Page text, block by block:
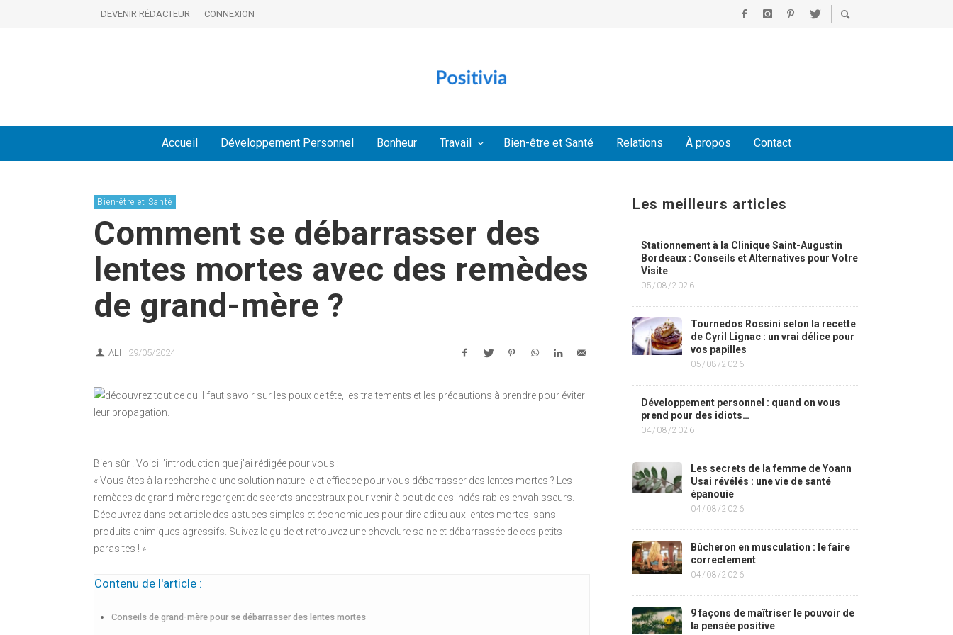
DEVENIR RÉDACTEUR CONNEXION
Accueil Développement Personnel Bonheur Travail Bien-être et Santé Relations À propos Contact
Bien-être et Santé
Comment se débarrasser des
lentes mortes avec des remèdes
de grand-mère ?
ALI 29/05/2024
Bien sûr ! Voici l’introduction que j’ai rédigée pour vous :
« Vous êtes à la recherche d’une solution naturelle et efficace pour vous débarrasser des lentes mortes ? Les
remèdes de grand-mère regorgent de secrets ancestraux pour venir à bout de ces indésirables envahisseurs.
Découvrez dans cet article des astuces simples et économiques pour dire adieu aux lentes mortes, sans
produits chimiques agressifs. Suivez le guide et retrouvez une chevelure saine et débarrassée de ces petits
parasites ! »
Contenu de l'article :
Conseils de grand-mère pour se débarrasser des lentes mortes
Les meilleurs articles
Stationnement à la Clinique Saint-Augustin
Bordeaux : Conseils et Alternatives pour Votre
Visite
05/08/2026
Tournedos Rossini selon la recette
de Cyril Lignac : un vrai délice pour
vos papilles
05/08/2026
Développement personnel : quand on vous
prend pour des idiots…
04/08/2026
Les secrets de la femme de Yoann
Usai révélés : une vie de santé
épanouie
04/08/2026
Bûcheron en musculation : le faire
correctement
04/08/2026
9 façons de maîtriser le pouvoir de
la pensée positive